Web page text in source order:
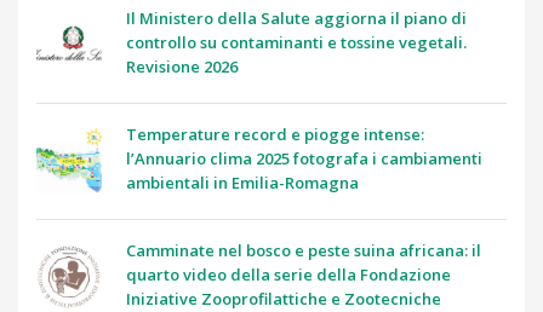
Il Ministero della Salute aggiorna il piano di
controllo su contaminanti e tossine vegetali.
Revisione 2026
Temperature record e piogge intense:
l’Annuario clima 2025 fotografa i cambiamenti
ambientali in Emilia-Romagna
Camminate nel bosco e peste suina africana: il
quarto video della serie della Fondazione
Iniziative Zooprofilattiche e Zootecniche